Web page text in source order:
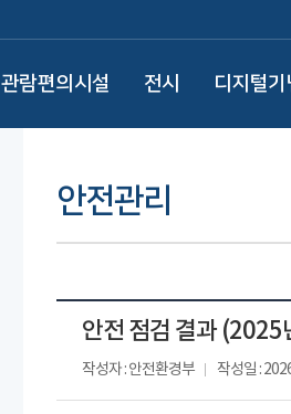
관람편의시설 전시 디지털
안전관리
안전 점검 결과 (2025
작성자 : 안전환경부 작성일 :